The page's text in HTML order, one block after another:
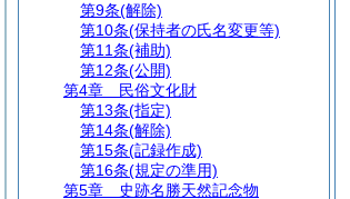
第9条(解除)
第10条(保持者の氏名変更等)
第11条(補助)
第12条(公開)
第4章
民俗文化財
第13条(指定)
第14条(解除)
第15条(記録作成)
第16条(規定の準用)
第5章
史跡名勝天然記念物